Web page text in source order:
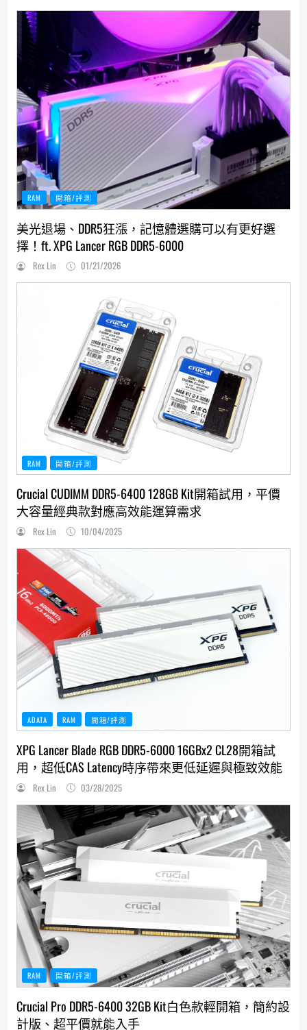
RAM 開箱/評測
美光退場、DDR5狂漲，記憶體選購可以有更好選
擇！ft. XPG Lancer RGB DDR5-6000
Rex Lin 01/21/2026
RAM 開箱/評測
Crucial CUDIMM DDR5-6400 128GB Kit開箱試用，平價
大容量經典款對應高效能運算需求
Rex Lin 10/04/2025
ADATA RAM 開箱/評測
XPG Lancer Blade RGB DDR5-6000 16GBx2 CL28開箱試
用，超低CAS Latency時序帶來更低延遲與極致效能
Rex Lin 03/28/2025
RAM 開箱/評測
Crucial Pro DDR5-6400 32GB Kit白色款輕開箱，簡約設
計版、超平價就能入手